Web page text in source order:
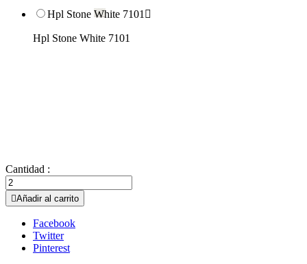
Hpl Stone White 7101 
Hpl Stone White 7101
Cantidad :
Añadir al carrito
Facebook
Twitter
Pinterest